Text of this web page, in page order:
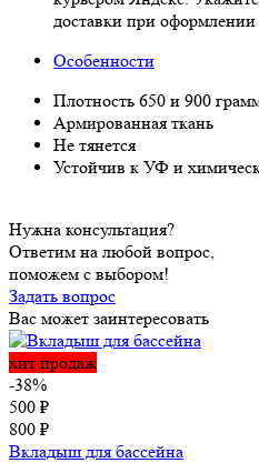
доставки при оформлении
Особенности
Плотность 650 и 900
Армированная ткань
Не тянется
Устойчив к УФ и
Нужна консультация?
Ответим на любой вопрос,
поможем с выбором!
Задать вопрос
Вас может заинтересовать
хит продаж
-38%
500 ₽
800 ₽
Вкладыш для бассейна